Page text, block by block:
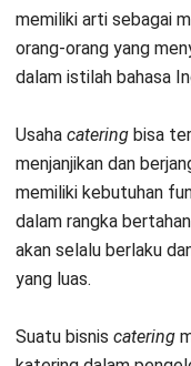
skema harga
Fitur Aplikasi